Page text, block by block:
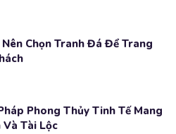
Chọn Tranh Đá Để Trang
Phong Thủy Tinh Tế Mang
Và Tài Lộc